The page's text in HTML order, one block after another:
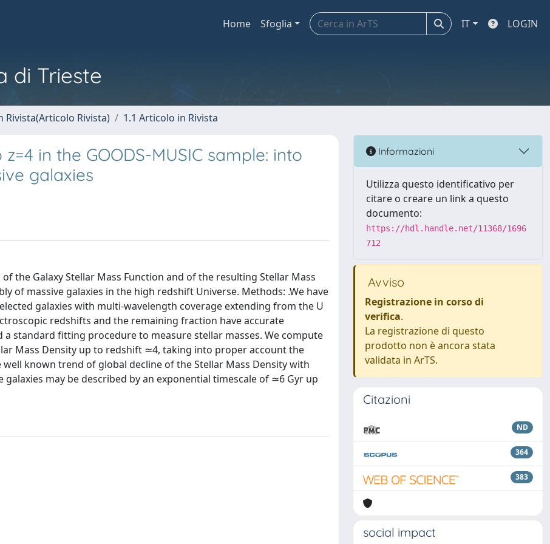
Home Sfoglia IT LOGIN
di Trieste
Rivista(Articolo Rivista) 1.1 Articolo in Rivista
in the GOODS-MUSIC sample: into
galaxies
the Galaxy Stellar Mass Function and of the resulting Stellar Mass
of massive galaxies in the high redshift Universe. Methods: .We have
galaxies with multi-wavelength coverage extending from the U
redshifts and the remaining fraction have accurate
standard fitting procedure to measure stellar masses. We compute
Mass Density up to redshift ≃4, taking into proper account the
known trend of global decline of the Stellar Mass Density with
may be described by an exponential timescale of ≃6 Gyr up
Informazioni
Utilizza questo identificativo per
citare o creare un link a questo
documento:
https://hdl.handle.net/11368/1696
712
Avviso
Registrazione in corso di
verifica.
La registrazione di questo
prodotto non è ancora stata
validata in ArTS.
Citazioni
ND
364
383
social impact